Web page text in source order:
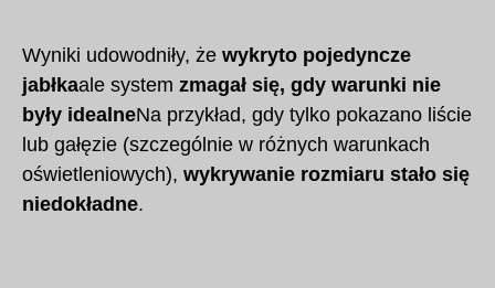
Wyniki udowodniły, że wykryto pojedyncze
jabłkaale system zmagał się, gdy warunki nie
były idealneNa przykład, gdy tylko pokazano liście
lub gałęzie (szczególnie w różnych warunkach
oświetleniowych), wykrywanie rozmiaru stało się
niedokładne.